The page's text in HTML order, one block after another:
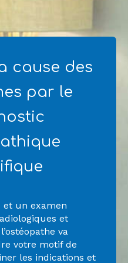
cause des
par le
un examen
et
va
votre motif de
les indications et